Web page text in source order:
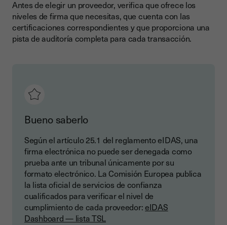
Antes de elegir un proveedor, verifica que ofrece los
niveles de firma que necesitas, que cuenta con las
certificaciones correspondientes y que proporciona una
pista de auditoría completa para cada transacción.
Bueno saberlo
Según el artículo 25.1 del reglamento eIDAS, una
firma electrónica no puede ser denegada como
prueba ante un tribunal únicamente por su
formato electrónico. La Comisión Europea publica
la lista oficial de servicios de confianza
cualificados para verificar el nivel de
cumplimiento de cada proveedor:eIDAS
Dashboard — lista TSL